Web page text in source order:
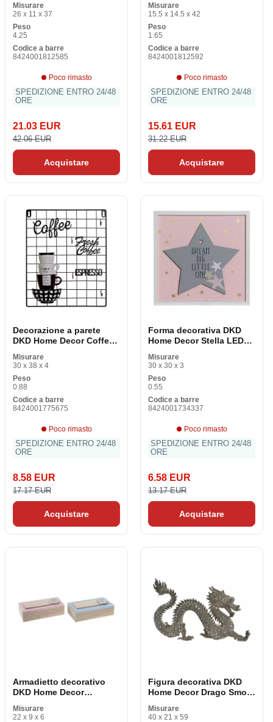
Misurare
26 x 11 x 37
Peso
4.25
Codice a barre
8424001812585
Poco rimasto
SPEDIZIONE ENTRO 24/48
ORE
21.03 EUR
42.06 EUR
Acquistare
Smog ballerina
Misurare
15.5 x 14.5 x 42
Peso
1.65
Codice a barre
8424001812592
Poco rimasto
SPEDIZIONE ENTRO 24/48
ORE
15.61 EUR
31.22 EUR
Acquistare
Decorazione a parete
DKD Home Decor Coffee
38 cm
Misurare
30 x 38 x 4
Peso
0.88
Codice a barre
8424001775675
Poco rimasto
SPEDIZIONE ENTRO 24/48
ORE
8.58 EUR
17.17 EUR
Acquistare
Forma decorativa DKD
Home Decor Stella LED
Misurare
30 x 30 x 3
Peso
0.55
Codice a barre
8424001734337
Poco rimasto
SPEDIZIONE ENTRO 24/48
ORE
6.58 EUR
13.17 EUR
Acquistare
Armadietto decorativo
DKD Home Decor
22 x 6 x 9 cm (1 pezzo)
Misurare
22 x 9 x 6
Figura decorativa DKD
Home Decor Drago Smola
cm)
Misurare
40 x 21 x 59